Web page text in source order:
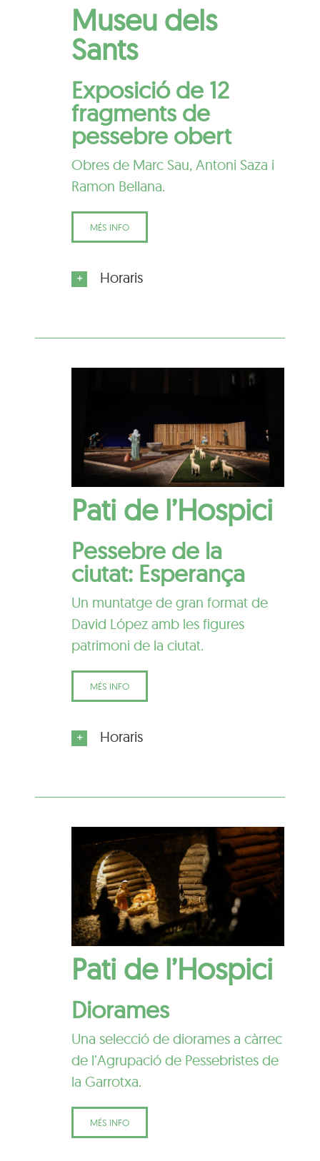
Museu dels
Sants
Exposició de 12
fragments de
pessebre obert
Obres de Marc Sau, Antoni Saza i
Ramon Bellana.
MÉS INFO
Horaris
Pati de l’Hospici
Pessebre de la
ciutat: Esperança
Un muntatge de gran format de
David López amb les figures
patrimoni de la ciutat.
MÉS INFO
Horaris
Pati de l’Hospici
Diorames
Una selecció de diorames a càrrec
de l’Agrupació de Pessebristes de
la Garrotxa.
MÉS INFO